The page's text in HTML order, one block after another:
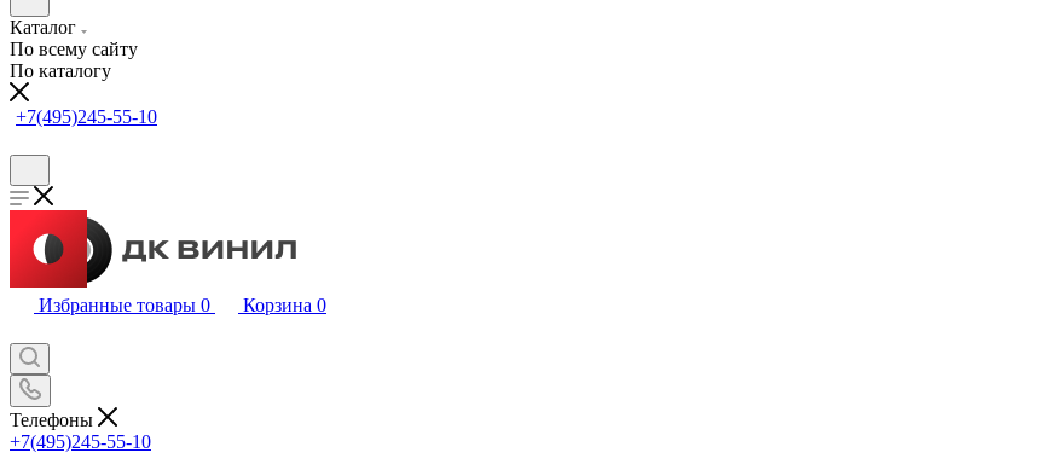
Каталог
По всему сайту
По каталогу
+7(495)245-55-10
Избранные товары 0 Корзина 0
Телефоны
+7(495)245-55-10